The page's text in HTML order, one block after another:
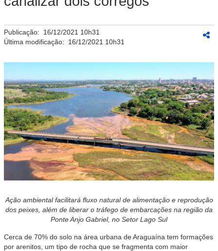
Publicação: 16/12/2021 10h31
Última modificação: 16/12/2021 10h31
Ação ambiental facilitará fluxo natural de alimentação e reprodução
dos peixes, além de liberar o tráfego de embarcações na região da
Ponte Anjo Gabriel, no Setor Lago Sul
Cerca de 70% do solo na área urbana de Araguaína tem formações
por arenitos, um tipo de rocha que se fragmenta com maior